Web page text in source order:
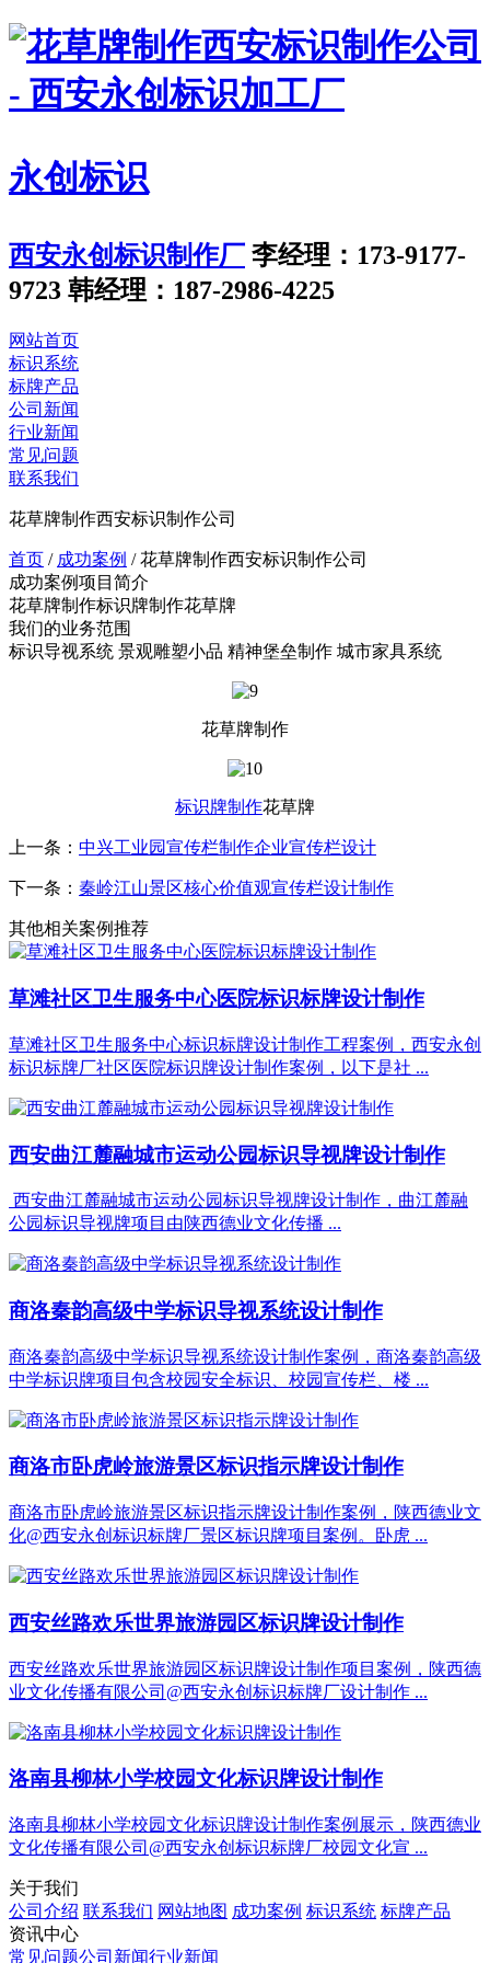
永创标识
西安永创标识制作厂 李经理：173-9177-
9723 韩经理：187-2986-4225
网站首页
标识系统
标牌产品
公司新闻
行业新闻
常见问题
联系我们
花草牌制作西安标识制作公司
首页 / 成功案例 /花草牌制作西安标识制作公司
成功案例项目简介
花草牌制作标识牌制作花草牌
我们的业务范围
标识导视系统 景观雕塑小品 精神堡垒制作 城市家具系统
花草牌制作
标识牌制作花草牌
上一条： 中兴工业园宣传栏制作企业宣传栏设计
下一条： 秦岭江山景区核心价值观宣传栏设计制作
其他相关案例推荐
草滩社区卫生服务中心医院标识标牌设计制作
草滩社区卫生服务中心标识标牌设计制作工程案例，西安永创
标识标牌厂社区医院标识牌设计制作案例，以下是社 ...
西安曲江麓融城市运动公园标识导视牌设计制作
西安曲江麓融城市运动公园标识导视牌设计制作，曲江麓融
公园标识导视牌项目由陕西德业文化传播 ...
商洛秦韵高级中学标识导视系统设计制作
商洛秦韵高级中学标识导视系统设计制作案例，商洛秦韵高级
中学标识牌项目包含校园安全标识、校园宣传栏、楼 ...
商洛市卧虎岭旅游景区标识指示牌设计制作
商洛市卧虎岭旅游景区标识指示牌设计制作案例，陕西德业文
化@西安永创标识标牌厂景区标识牌项目案例。卧虎 ...
西安丝路欢乐世界旅游园区标识牌设计制作
西安丝路欢乐世界旅游园区标识牌设计制作项目案例，陕西德
业文化传播有限公司@西安永创标识标牌厂设计制作 ...
洛南县柳林小学校园文化标识牌设计制作
洛南县柳林小学校园文化标识牌设计制作案例展示，陕西德业
文化传播有限公司@西安永创标识标牌厂校园文化宣 ...
关于我们
公司介绍 联系我们 网站地图 成功案例 标识系统 标牌产品
资讯中心
常见问题公司新闻行业新闻